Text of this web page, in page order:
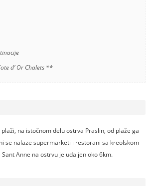
d’ Or Chalets **
plaži, na istočnom delu ostrva Praslin, od plaže ga
se nalaze supermarketi i restorani sa kreolskom
Anne na ostrvu je udaljen oko 6km.